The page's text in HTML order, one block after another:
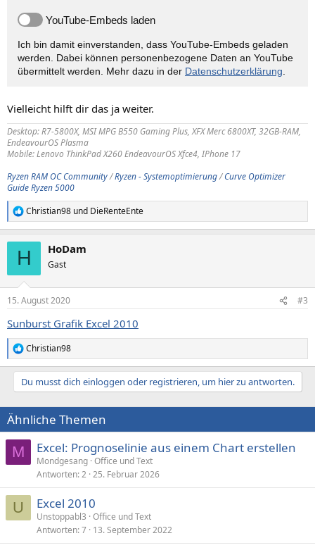
YouTube-Embeds laden
Ich bin damit einverstanden, dass YouTube-Embeds geladen
werden. Dabei können personen­bezogene Daten an YouTube
übermittelt werden. Mehr dazu in der Datenschutzerklärung.
Vielleicht hilft dir das ja weiter.
Desktop: R7-5800X, MSI MPG B550 Gaming Plus, XFX Merc 6800XT, 32GB-RAM,
EndeavourOS Plasma
Mobile: Lenovo ThinkPad X260 EndeavourOS Xfce4, IPhone 17
Ryzen RAM OC Community/Ryzen - Systemoptimierung/Curve Optimizer
Guide Ryzen 5000
R
e
e
:
Christian98 und DieRenteEnte
H HoDam
Gast
15. August 2020 #3
Sunburst Grafik Excel 2010
R
e
a
i
o
n
e
n
:
Christian98
Du musst dich einloggen oder registrieren, um hier zu antworten.
Ähnliche Themen
M Excel: Prognoselinie aus einem Chart erstellen
Mondgesang Office und Text
Antworten 2 25. Februar 2026
U Excel 2010
Unstoppabl3 Office und Text
Antworten 7 13. September 2022